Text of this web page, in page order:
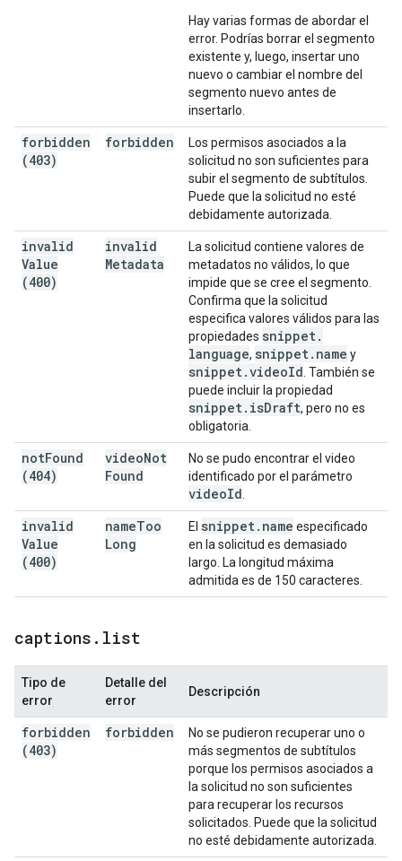
Hay varias formas de abordar el
error. Podrías borrar el segmento
existente y, luego, insertar uno
nuevo o cambiar el nombre del
segmento nuevo antes de
insertarlo.
forbidden
(403)
forbidden
Los permisos asociados a la
solicitud no son suficientes para
subir el segmento de subtítulos.
Puede que la solicitud no esté
debidamente autorizada.
invalid
Value
(400)
invalid
Metadata
La solicitud contiene valores de
metadatos no válidos, lo que
impide que se cree el segmento.
Confirma que la solicitud
especifica valores válidos para las
propiedades snippet.
language, snippet. name y
snippet.videoId . También se
puede incluir la propiedad
snippet. isDraft, pero no es
obligatoria.
notFound
(404)
videoNot
Found
No se pudo encontrar el video
identificado por el parámetro
videoId
invalid
Value
(400)
nameToo
Long
El snippet. name especificado
en la solicitud es demasiado
largo. La longitud máxima
admitida es de 150 caracteres.
captions . list
Tipo de
error
Detalle del
error
Descripción
forbidden
(403)
forbidden
No se pudieron recuperar uno o
más segmentos de subtítulos
porque los permisos asociados a
la solicitud no son suficientes
para recuperar los recursos
solicitados. Puede que la solicitud
no esté debidamente autorizada.